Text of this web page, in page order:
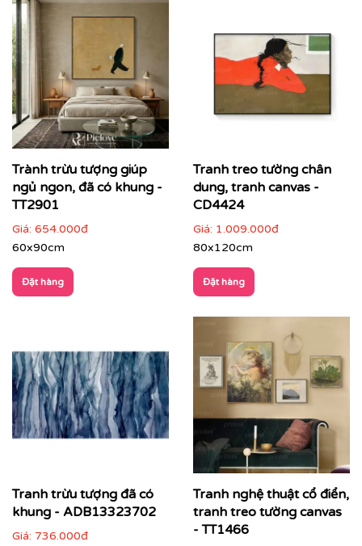
Văn phòng, phòng họp lãnh đạo: thể hiện tư duy
sáng tạo và chuyên nghiệp
Trành trừu tượng giúp
ngủ ngon, đã có khung -
TT2901
Giá: 654.000đ
60x90cm
Đặt hàng
Tranh treo tường chân
dung, tranh canvas -
CD4424
Giá: 1.009.000đ
80x120cm
Đặt hàng
Tranh trừu tượng đã có
khung - ADB13323702
Giá: 736.000đ
Tranh nghệ thuật cổ điển,
tranh treo tường canvas
- TT1466